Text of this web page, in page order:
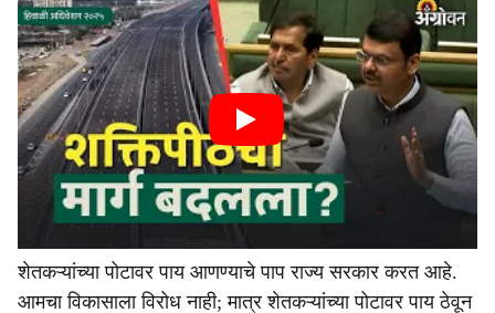
शेतकऱ्यांच्या पोटावर पाय आणण्याचे पाप राज्य सरकार करत आहे.
आमचा विकासाला विरोध नाही; मात्र शेतकऱ्यांच्या पोटावर पाय ठेवून